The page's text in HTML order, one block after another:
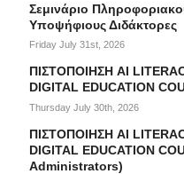
Σεμινάριο
Υποψήφιους Διδάκτορες
Friday July 31st, 2026
ΠΙΣΤΟΠΟΙΗΣΗ AI
DIGITAL EDUCATION
Thursday July 30th, 2026
ΠΙΣΤΟΠΟΙΗΣΗ AI
DIGITAL EDUCATION
Administrators)